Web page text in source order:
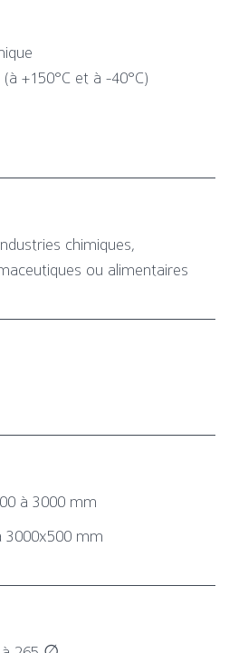
+150°C et à -40°C)
chimiques,
ou alimentaires
à 3000 mm
3000x500 mm